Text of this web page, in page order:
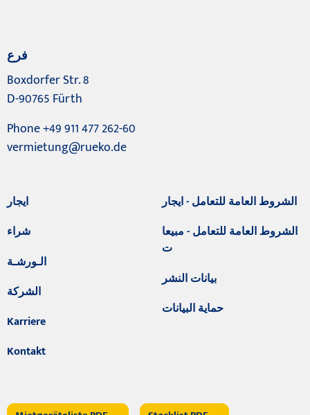
فرع
Boxdorfer Str. 8
D-90765 Fürth
Phone +49 911 477 262-60
vermietung@rueko.de
ايجار
شراء
الـورشـة
الشركة
Karriere
Kontakt
الشروط العامة للتعامل - ايجار
الشروط العامة للتعامل - مبيعا
ت
بيانات النشر
حماية البيانات